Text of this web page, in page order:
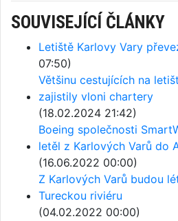
SOUVISEJÍCÍ ČLÁNKY
Letiště Karlovy Vary
07:50)
Většinu cestujících na
zajistily vloni chartery
(18.02.2024 21:42)
Boeing společnosti
letěl z Karlových Varů do
(16.06.2022 00:00)
Z Karlových Varů budou
Tureckou riviéru
(04.02.2022 00:00)